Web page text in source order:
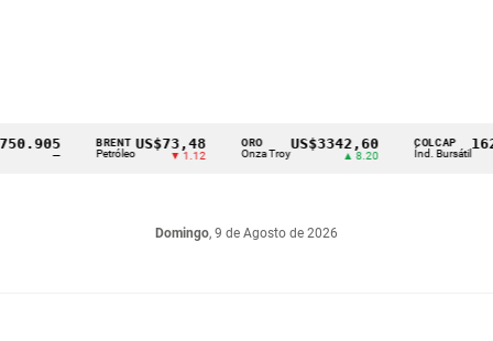
BRENT
Petróleo
US$73,48
▼ 1.12
ORO
Onza Troy
US$3342,60 COLCAP
Índ. Bursátil
Domingo, 9 de Agosto de 2026